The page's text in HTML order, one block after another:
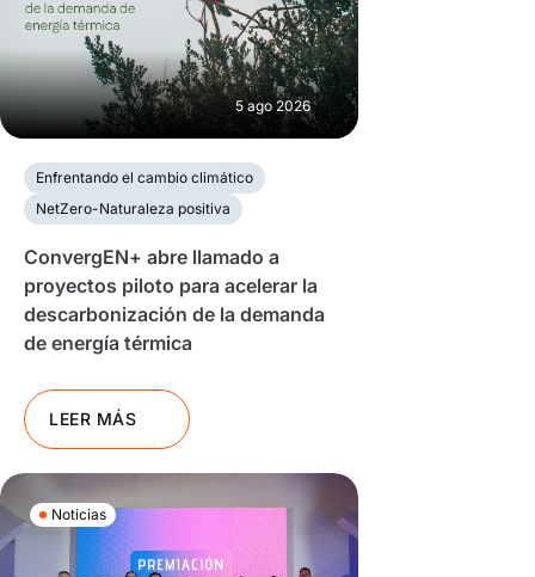
5 ago 2026
Enfrentando el cambio climático
NetZero-Naturaleza positiva
ConvergEN+ abre llamado a
proyectos piloto para acelerar la
descarbonización de la demanda
de energía térmica
LEER MÁS
Noticias